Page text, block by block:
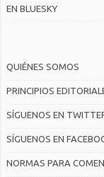
EN BLUESKY
QUIÉNES SOMOS
PRINCIPIOS
SÍGUENOS EN
SÍGUENOS EN
NORMAS PARA